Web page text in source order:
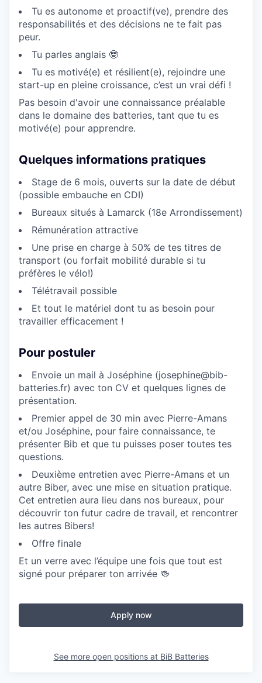
Tu es autonome et proactif(ve), prendre des
responsabilités et des décisions ne te fait pas
peur.
Tu parles anglais 🤓
Tu es motivé(e) et résilient(e), rejoindre une
start-up en pleine croissance, c’est un vrai défi !
Pas besoin d'avoir une connaissance préalable
dans le domaine des batteries, tant que tu es
motivé(e) pour apprendre.
Quelques informations pratiques
Stage de 6 mois, ouverts sur la date de début
(possible embauche en CDI)
Bureaux situés à Lamarck (18e Arrondissement)
Rémunération attractive
Une prise en charge à 50% de tes titres de
transport (ou forfait mobilité durable si tu
préfères le vélo!)
Télétravail possible
Et tout le matériel dont tu as besoin pour
travailler efficacement !
Pour postuler
Envoie un mail à Joséphine (josephine@bib-
batteries.fr) avec ton CV et quelques lignes de
présentation.
Premier appel de 30 min avec Pierre-Amans
et/ou Joséphine, pour faire connaissance, te
présenter Bib et que tu puisses poser toutes tes
questions.
Deuxième entretien avec Pierre-Amans et un
autre Biber, avec une mise en situation pratique.
Cet entretien aura lieu dans nos bureaux, pour
découvrir ton futur cadre de travail, et rencontrer
les autres Bibers!
Offre finale
Et un verre avec l’équipe une fois que tout est
signé pour préparer ton arrivée 🍻
Apply now
See more open positions at BiB Batteries